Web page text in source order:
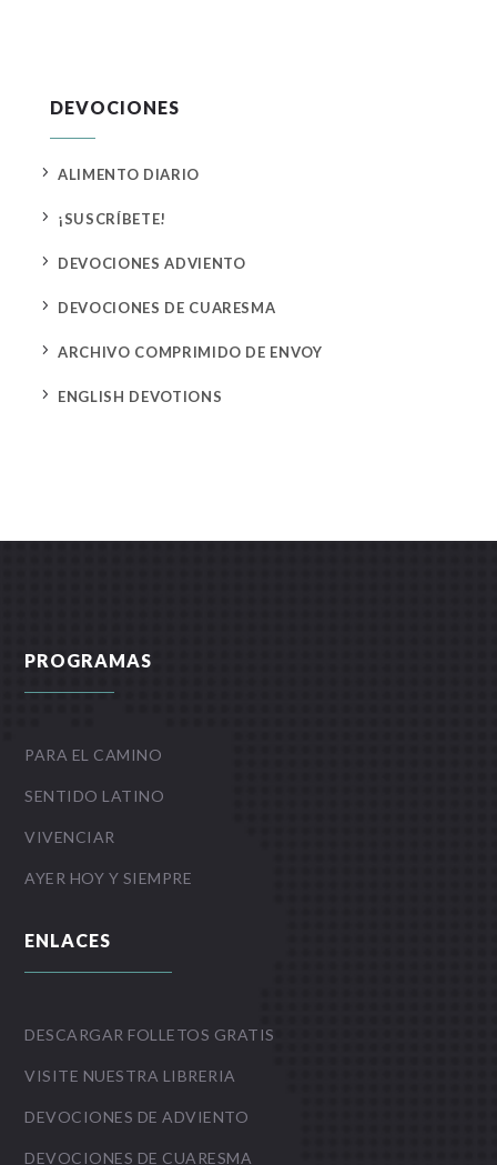
DEVOCIONES
5 ALIMENTO DIARIO
5 ¡SUSCRÍBETE!
5 DEVOCIONES ADVIENTO
5 DEVOCIONES DE CUARESMA
5 ARCHIVO COMPRIMIDO DE ENVOY
5 ENGLISH DEVOTIONS
PROGRAMAS
PARA EL CAMINO
SENTIDO LATINO
VIVENCIAR
AYER HOY Y SIEMPRE
ENLACES
DESCARGAR FOLLETOS GRATIS
VISITE NUESTRA LIBRERIA
DEVOCIONES DE ADVIENTO
DEVOCIONES DE CUARESMA